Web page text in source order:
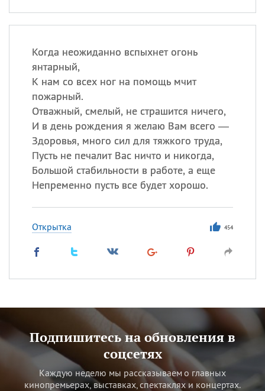
Когда неожиданно вспыхнет огонь
янтарный,
К нам со всех ног на помощь мчит
пожарный.
Отважный, смелый, не страшится ничего,
И в день рождения я желаю Вам всего —
Здоровья, много сил для тяжкого труда,
Пусть не печалит Вас ничто и никогда,
Большой стабильности в работе, а еще
Непременно пусть все будет хорошо.
Открытка 454
Подпишитесь на обновления в
соцсетях
Каждую неделю мы рассказываем о главных
кинопремьерах, выставках, спектаклях и концертах.